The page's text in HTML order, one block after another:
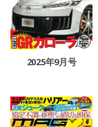
2025年9月号